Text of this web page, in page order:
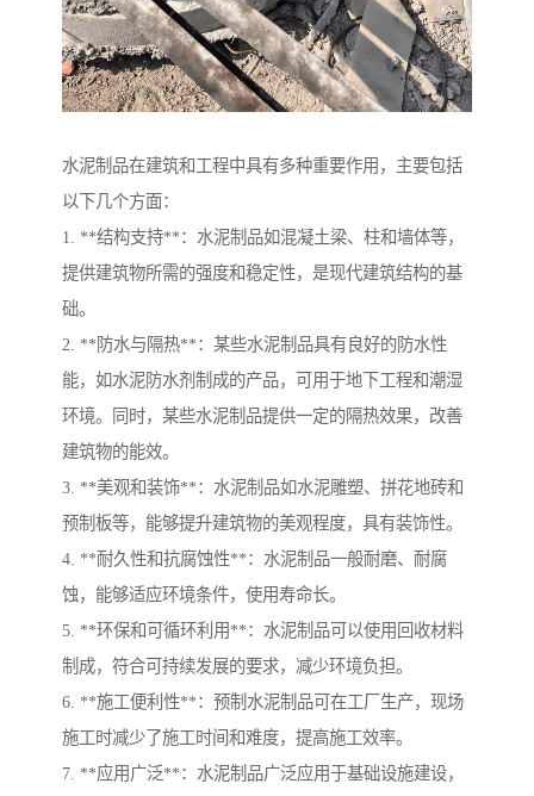
水泥制品在建筑和工程中具有多种重要作用，主要包括
以下几个方面：
1. **结构支持**：水泥制品如混凝土梁、柱和墙体等，
提供建筑物所需的强度和稳定性，是现代建筑结构的基
础。
2. **防水与隔热**：某些水泥制品具有良好的防水性
能，如水泥防水剂制成的产品，可用于地下工程和潮湿
环境。同时，某些水泥制品提供一定的隔热效果，改善
建筑物的能效。
3. **美观和装饰**：水泥制品如水泥雕塑、拼花地砖和
预制板等，能够提升建筑物的美观程度，具有装饰性。
4. **耐久性和抗腐蚀性**：水泥制品一般耐磨、耐腐
蚀，能够适应环境条件，使用寿命长。
5. **环保和可循环利用**：水泥制品可以使用回收材料
制成，符合可持续发展的要求，减少环境负担。
6. **施工便利性**：预制水泥制品可在工厂生产，现场
施工时减少了施工时间和难度，提高施工效率。
7. **应用广泛**：水泥制品广泛应用于基础设施建设，